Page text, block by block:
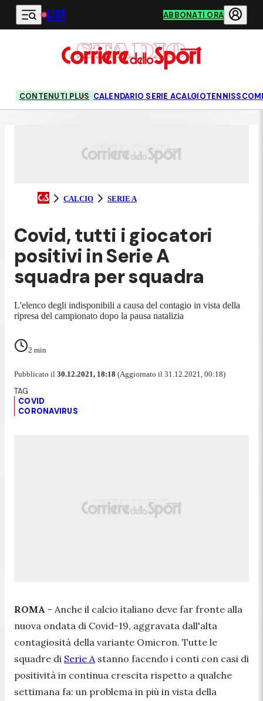
Vai al contenuto principale
LIVE ABBONATI ORA
CONTENUTI PLUS CALENDARIO SERIE ACALCIOTENNIS
CALCIO SERIE A
Covid, tutti i giocatori
positivi in Serie A
squadra per squadra
L'elenco degli indisponibili a causa del contagio in vista della
ripresa del campionato dopo la pausa natalizia
2 min
Pubblicato il 30.12.2021, 18:18 (Aggiornato il 31.12.2021, 00:18)
COVID
CORONAVIRUS
ROMA - Anche il calcio italiano deve far fronte alla
nuova ondata di Covid-19, aggravata dall'alta
contagiosità della variante Omicron. Tutte le
squadre di Serie A stanno facendo i conti con casi di
positività in continua crescita rispetto a qualche
settimana fa: un problema in più in vista della